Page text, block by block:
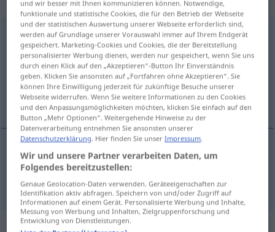
zeitsparendadjt
Übersicht aller Übersetzungen
(Für mehr Details die Übersetzung anklicken/antippen)
que ahorra tiempo
que ahorratiempo zeitsparend
Synonyme für "zeitsparend"
und wir besser mit Ihnen kommunizieren können. Notwendige,
funktionale und statistische Cookies, die für den Betrieb der Webseite
und der statistischen Auswertung unserer Webseite erforderlich sind,
werden auf Grundlage unserer Vorauswahl immer auf Ihrem Endgerät
gespeichert. Marketing-Cookies und Cookies, die der Bereitstellung
personalisierter Werbung dienen, werden nur gespeichert, wenn Sie uns
durch einen Klick auf den „Akzeptieren“-Button Ihr Einverständnis
geben. Klicken Sie ansonsten auf „Fortfahren ohne Akzeptieren“. Sie
können Ihre Einwilligung jederzeit für zukünftige Besuche unserer
Webseite widerrufen. Wenn Sie weitere Informationen zu den Cookies
und den Anpassungsmöglichkeiten möchten, klicken Sie einfach auf den
Button „Mehr Optionen“. Weitergehende Hinweise zu der
Datenverarbeitung entnehmen Sie ansonsten unserer
Datenschutzerklärung . Hier finden Sie unserImpressum
Wir und unsere Partner verarbeiten Daten, um
Folgendes bereitzustellen:
Genaue Geolocation-Daten verwenden. Geräteeigenschaften zur
Identifikation aktiv abfragen. Speichern von und/oder Zugriff auf
Informationen auf einem Gerät. Personalisierte Werbung und Inhalte,
Messung von Werbung und Inhalten, Zielgruppenforschung und
Entwicklung von Dienstleistungen.